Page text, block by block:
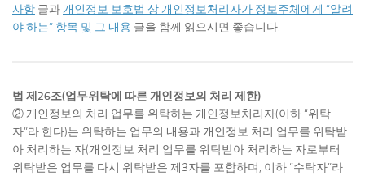
사항 글과개인정보 보호법 상 개인정보처리자가 정보주체에게 “알려
야 하는” 항목 및 그 내용 글을 함께 읽으시면 좋습니다.
법 제26조(업무위탁에 따른 개인정보의 처리 제한)
② 개인정보의 처리 업무를 위탁하는 개인정보처리자(이하 “위탁
자”라 한다)는 위탁하는 업무의 내용과 개인정보 처리 업무를 위탁받
아 처리하는 자(개인정보 처리 업무를 위탁받아 처리하는 자로부터
위탁받은 업무를 다시 위탁받은 제3자를 포함하며, 이하 “수탁자”라